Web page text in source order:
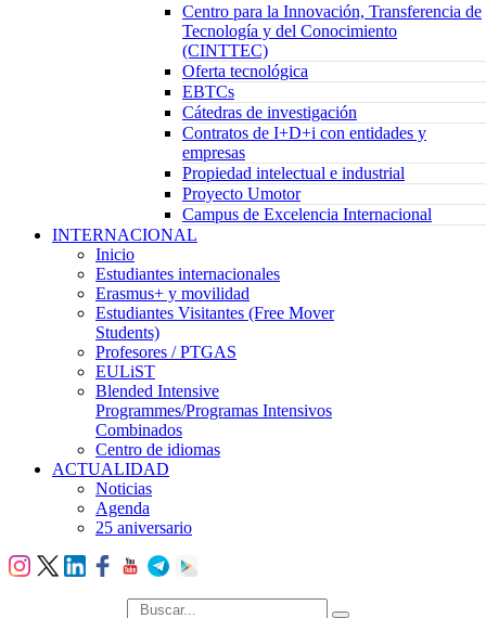
Centro para la Innovación, Transferencia de
Tecnología y del Conocimiento
(CINTTEC)
Oferta tecnológica
EBTCs
Cátedras de investigación
Contratos de I+D+i con entidades y
empresas
Propiedad intelectual e industrial
Proyecto Umotor
Campus de Excelencia Internacional
INTERNACIONAL
Inicio
Estudiantes internacionales
Erasmus+ y movilidad
Estudiantes Visitantes (Free Mover
Students)
Profesores / PTGAS
EULiST
Blended Intensive
Programmes/Programas Intensivos
Combinados
Centro de idiomas
ACTUALIDAD
Noticias
Agenda
25 aniversario
búsqueda